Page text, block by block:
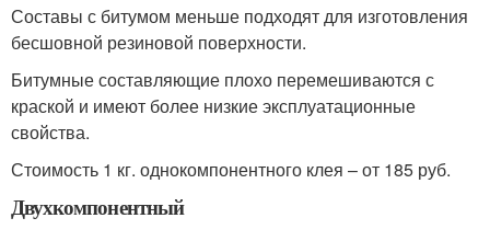
Составы с битумом меньше подходят для изготовления
бесшовной резиновой поверхности.
Битумные составляющие плохо перемешиваются с
краской и имеют более низкие эксплуатационные
свойства.
Стоимость 1 кг. однокомпонентного клея – от 185 руб.
Двухкомпонентный